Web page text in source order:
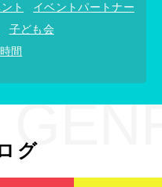
ト
イベントパートナー
子ども会
時間
グ